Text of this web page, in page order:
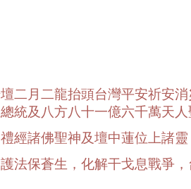
二月二龍抬頭台灣平安祈安
統及八方八十一億六千萬天
經諸佛聖神及壇中蓮位上諸
法保蒼生，化解干戈息戰爭，